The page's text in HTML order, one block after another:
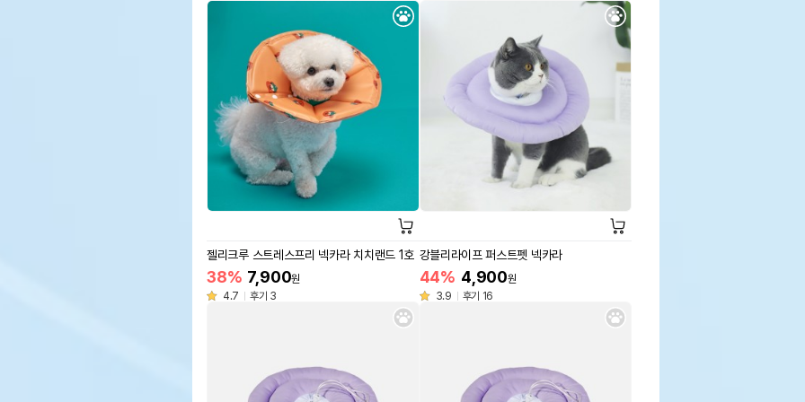
젤리크루 스트레스프리 넥카라 치치랜드 1호
38% 7,900원
4.7
후기 3
강블리라이프 퍼스트펫 넥카라
44% 4,900원
3.9
후기 16